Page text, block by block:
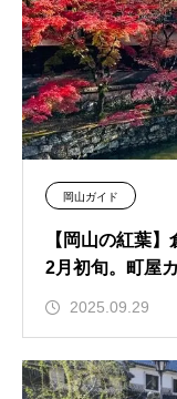
岡山ガイド
【岡山の紅葉
2月初旬。町屋
2025.09.29